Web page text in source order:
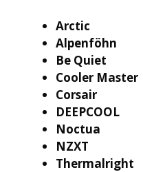
Arctic
Alpenföhn
Be Quiet
Cooler Master
Corsair
DEEPCOOL
Noctua
NZXT
Thermalright